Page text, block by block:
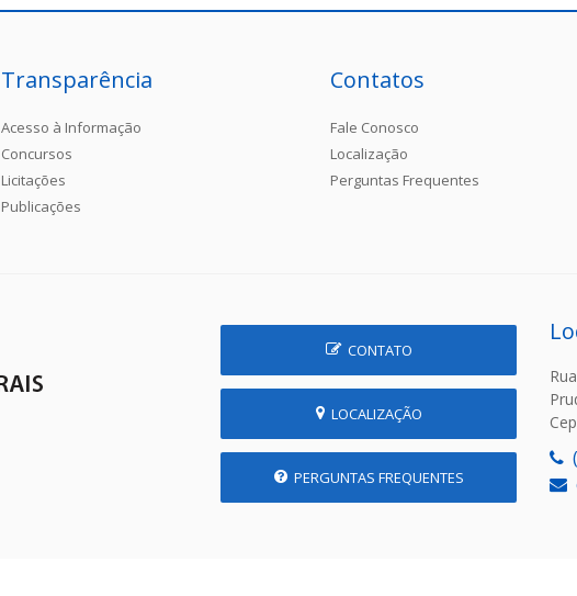
Transparência
Acesso à Informação
Concursos
Licitações
Publicações
Contatos
Fale Conosco
Localização
Perguntas Frequentes
CONTATO
LOCALIZAÇÃO
PERGUNTAS FREQUENTES